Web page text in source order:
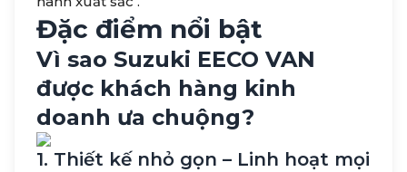
Đặc điểm nổi bật
Vì sao Suzuki EECO VAN
được khách hàng kinh
doanh ưa chuộng?
1. Thiết kế nhỏ gọn – Linh hoạt mọi